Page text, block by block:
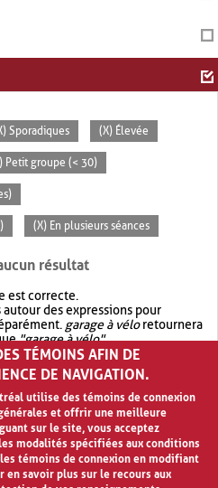
Sporadiques (X) Élevée
Petit groupe (< 30)
(X) En plusieurs séances
résultat
est correcte.
des expressions pour
garage à véloretournera
"garage à vélo".
avec OR.garage OR vélo
résultat quegarage à vélo
TÉMOINS AFIN DE
DE NAVIGATION.
utilise des témoins de connexion
et offrir une meilleure
sur le site, vous acceptez
modalités spécifiées aux conditions
témoins de connexion en modifiant
en savoir plus sur le recours aux